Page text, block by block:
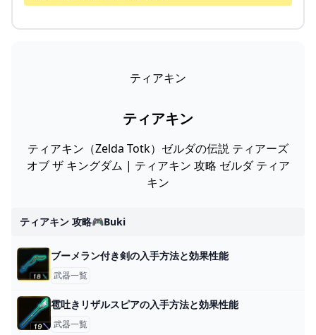
ティアキン
ティアキン
ティアキン（Zelda Totk）ゼルダの伝説 ティアーズ
オブ ザ キングダム | ティアキン 攻略 ゼルダ ティア
キン
ティアキン 攻略🎮buki
ブーメラン付き剣の入手方法と効果性能
武器一覧
雹吐きリザルスピアの入手方法と効果性能
武器一覧